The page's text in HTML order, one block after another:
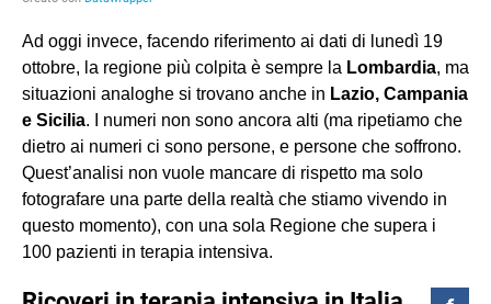
Ad oggi invece, facendo riferimento ai dati di lunedì 19
ottobre, la regione più colpita è sempre la Lombardia, ma
situazioni analoghe si trovano anche in Lazio, Campania
e Sicilia. I numeri non sono ancora alti (ma ripetiamo che
dietro ai numeri ci sono persone, e persone che soffrono.
Quest’analisi non vuole mancare di rispetto ma solo
fotografare una parte della realtà che stiamo vivendo in
questo momento), con una sola Regione che supera i
100 pazienti in terapia intensiva.